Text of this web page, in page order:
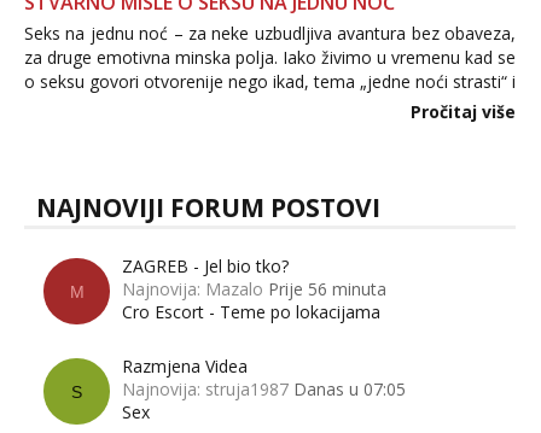
Seks na jednu noć – za neke uzbudljiva avantura bez obaveza,
za druge emotivna minska polja. Iako živimo u vremenu kad se
o seksu govori otvorenije nego ikad, tema „jedne noći strasti“ i
dalje izaziva burne rasprave. Što zapravo misle žene, a što
Pročitaj više
NAJNOVIJI FORUM POSTOVI
M
ZAGREB - Jel bio tko?
Najnovija: Mazalo Prije 56 minuta
Cro Escort - Teme po lokacijama
S
Razmjena Videa
Najnovija: struja1987 Danas u 07:05
Sex